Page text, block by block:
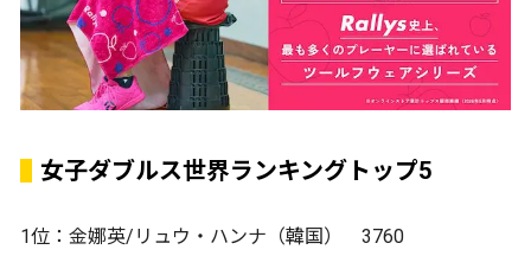
女子ダブルス世界ランキングトップ5
1位：金娜英/リュウ・ハンナ（韓国） 3760